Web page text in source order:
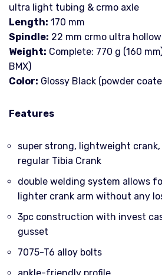
ultra light tubing & crmo axle
Length: 170 mm
Spindle: 22 mm crmo ultra
Weight: Complete: 770 g (160
BMX)
Color: Glossy Black (powder
Features
super strong, lightweight
regular Tibia Crank
double welding system allows
lighter crank arm without any
3pc construction with invest
gusset
7075-T6 alloy bolts